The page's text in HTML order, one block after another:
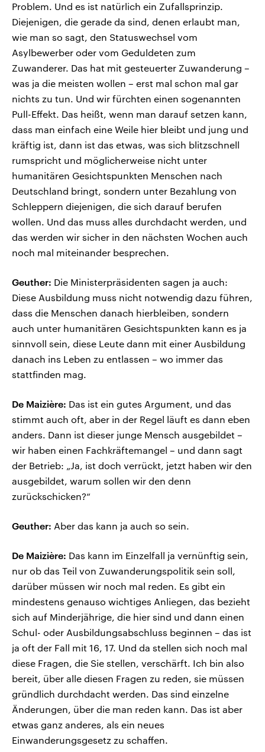
Problem. Und es ist natürlich ein Zufallsprinzip.
Diejenigen, die gerade da sind, denen erlaubt man,
wie man so sagt, den Statuswechsel vom
Asylbewerber oder vom Geduldeten zum
Zuwanderer. Das hat mit gesteuerter Zuwanderung –
was ja die meisten wollen – erst mal schon mal gar
nichts zu tun. Und wir fürchten einen sogenannten
Pull-Effekt. Das heißt, wenn man darauf setzen kann,
dass man einfach eine Weile hier bleibt und jung und
kräftig ist, dann ist das etwas, was sich blitzschnell
rumspricht und möglicherweise nicht unter
humanitären Gesichtspunkten Menschen nach
Deutschland bringt, sondern unter Bezahlung von
Schleppern diejenigen, die sich darauf berufen
wollen. Und das muss alles durchdacht werden, und
das werden wir sicher in den nächsten Wochen auch
noch mal miteinander besprechen.
Geuther: Die Ministerpräsidenten sagen ja auch:
Diese Ausbildung muss nicht notwendig dazu führen,
dass die Menschen danach hierbleiben, sondern
auch unter humanitären Gesichtspunkten kann es ja
sinnvoll sein, diese Leute dann mit einer Ausbildung
danach ins Leben zu entlassen – wo immer das
stattfinden mag.
De Maizière: Das ist ein gutes Argument, und das
stimmt auch oft, aber in der Regel läuft es dann eben
anders. Dann ist dieser junge Mensch ausgebildet –
wir haben einen Fachkräftemangel – und dann sagt
der Betrieb: „Ja, ist doch verrückt, jetzt haben wir den
ausgebildet, warum sollen wir den denn
zurückschicken?“
Geuther: Aber das kann ja auch so sein.
De Maizière: Das kann im Einzelfall ja vernünftig sein,
nur ob das Teil von Zuwanderungspolitik sein soll,
darüber müssen wir noch mal reden. Es gibt ein
mindestens genauso wichtiges Anliegen, das bezieht
sich auf Minderjährige, die hier sind und dann einen
Schul- oder Ausbildungsabschluss beginnen – das ist
ja oft der Fall mit 16, 17. Und da stellen sich noch mal
diese Fragen, die Sie stellen, verschärft. Ich bin also
bereit, über alle diesen Fragen zu reden, sie müssen
gründlich durchdacht werden. Das sind einzelne
Änderungen, über die man reden kann. Das ist aber
etwas ganz anderes, als ein neues
Einwanderungsgesetz zu schaffen.